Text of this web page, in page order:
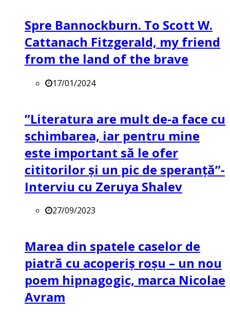
Spre Bannockburn. To Scott W.
Cattanach Fitzgerald, my friend
from the land of the brave
17/01/2024
”Literatura are mult de-a face cu
schimbarea, iar pentru mine
este important să le ofer
cititorilor și un pic de speranță”-
Interviu cu Zeruya Shalev
27/09/2023
Marea din spatele caselor de
piatră cu acoperiș roșu – un nou
poem hipnagogic, marca Nicolae
Avram